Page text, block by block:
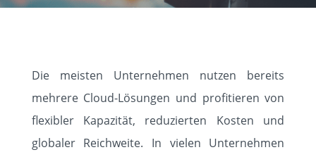
Die meisten Unternehmen nutzen bereits
mehrere Cloud-Lösungen und profitieren von
flexibler Kapazität, reduzierten Kosten und
globaler Reichweite. In vielen Unternehmen